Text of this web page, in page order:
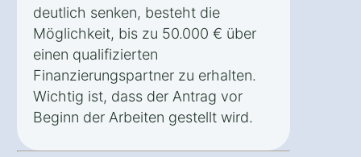
deutlich senken, besteht die
Möglichkeit, bis zu 50.000 € über
einen qualifizierten
Finanzierungspartner zu erhalten.
Wichtig ist, dass der Antrag vor
Beginn der Arbeiten gestellt wird.